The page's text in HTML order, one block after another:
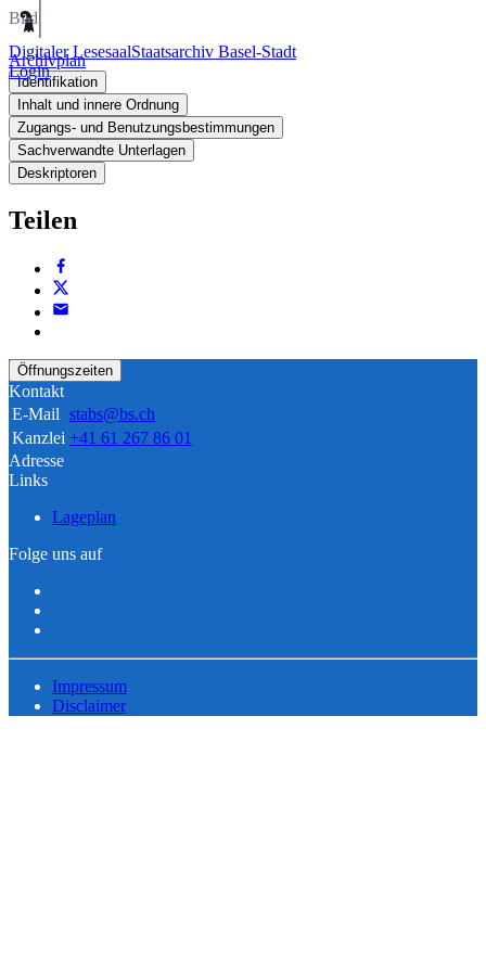
Digitaler LesesaalStaatsarchiv Basel-Stadt
Login
Bild
Archivplan
Identifikation
Inhalt und innere Ordnung
Zugangs- und Benutzungsbestimmungen
Sachverwandte Unterlagen
Deskriptoren
Teilen
Öffnungszeiten
Kontakt
E-Mail stabs@bs.ch
Kanzlei +41 61 267 86 01
Adresse
Links
Lageplan
Folge uns auf
Impressum
Disclaimer